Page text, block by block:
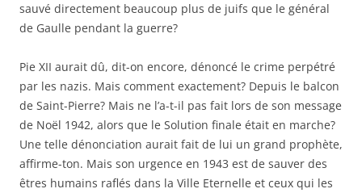
sauvé directement beaucoup plus de juifs que le général
de Gaulle pendant la guerre?
Pie XII aurait dû, dit-on encore, dénoncé le crime perpétré
par les nazis. Mais comment exactement? Depuis le balcon
de Saint-Pierre? Mais ne l’a-t-il pas fait lors de son message
de Noël 1942, alors que le Solution finale était en marche?
Une telle dénonciation aurait fait de lui un grand prophète,
affirme-ton. Mais son urgence en 1943 est de sauver des
êtres humains raflés dans la Ville Eternelle et ceux qui les